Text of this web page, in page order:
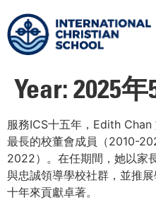
Year:2025年
服務ICS十五年，Edith
最長的校董會成員（2010-
2022）。在任期間，她以家
與忠誠領導學校社群，並推
十年來貢獻卓著。